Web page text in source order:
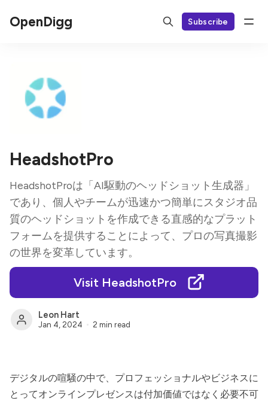
OpenDigg Subscribe
HeadshotPro
HeadshotProは「AI駆動のヘッドショット生成器」
であり、個人やチームが迅速かつ簡単にスタジオ品
質のヘッドショットを作成できる直感的なプラット
フォームを提供することによって、プロの写真撮影
の世界を変革しています。
Visit HeadshotPro
Leon Hart
Jan 4, 2024 2 min read
デジタルの喧騒の中で、プロフェッショナルやビジネスに
とってオンラインプレゼンスは付加価値ではなく必要不可